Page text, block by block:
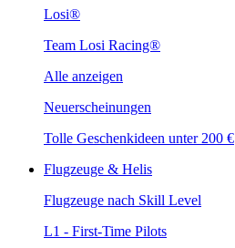
Losi®
Team Losi Racing®
Alle anzeigen
Neuerscheinungen
Tolle Geschenkideen unter 200 €
Flugzeuge & Helis
Flugzeuge nach Skill Level
L1 - First-Time Pilots